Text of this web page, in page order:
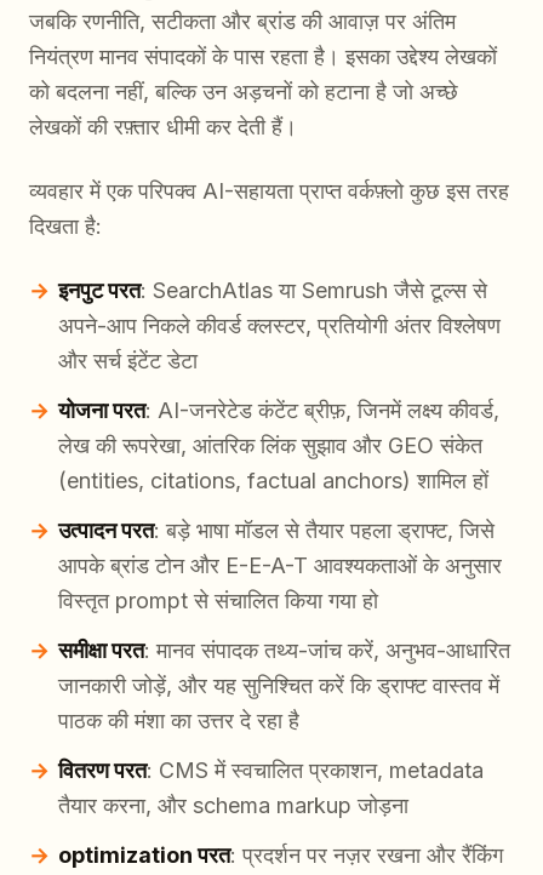
जबकि रणनीति, सटीकता और ब्रांड की आवाज़ पर अंतिम
नियंत्रण मानव संपादकों के पास रहता है। इसका उद्देश्य लेखकों
को बदलना नहीं, बल्कि उन अड़चनों को हटाना है जो अच्छे
लेखकों की रफ़्तार धीमी कर देती हैं।
व्यवहार में एक परिपक्व AI-सहायता प्राप्त वर्कफ़्लो कुछ इस तरह
दिखता है:
इनपुट परत: SearchAtlas या Semrush जैसे टूल्स से
अपने-आप निकले कीवर्ड क्लस्टर, प्रतियोगी अंतर विश्लेषण
और सर्च इंटेंट डेटा
योजना परत: AI-जनरेटेड कंटेंट ब्रीफ़, जिनमें लक्ष्य कीवर्ड,
लेख की रूपरेखा, आंतरिक लिंक सुझाव और GEO संकेत
(entities, citations, factual anchors) शामिल हों
उत्पादन परत: बड़े भाषा मॉडल से तैयार पहला ड्राफ्ट, जिसे
आपके ब्रांड टोन और E-E-A-T आवश्यकताओं के अनुसार
विस्तृत prompt से संचालित किया गया हो
समीक्षा परत: मानव संपादक तथ्य-जांच करें, अनुभव-आधारित
जानकारी जोड़ें, और यह सुनिश्चित करें कि ड्राफ्ट वास्तव में
पाठक की मंशा का उत्तर दे रहा है
वितरण परत: CMS में स्वचालित प्रकाशन, metadata
तैयार करना, और schema markup जोड़ना
optimization परत: प्रदर्शन पर नज़र रखना और रैंकिंग